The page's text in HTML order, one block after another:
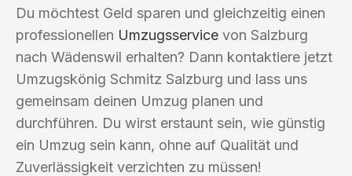
Du möchtest Geld sparen und gleichzeitig einen
professionellen Umzugsservice von Salzburg
nach Wädenswil erhalten? Dann kontaktiere jetzt
Umzugskönig Schmitz Salzburg und lass uns
gemeinsam deinen Umzug planen und
durchführen. Du wirst erstaunt sein, wie günstig
ein Umzug sein kann, ohne auf Qualität und
Zuverlässigkeit verzichten zu müssen!